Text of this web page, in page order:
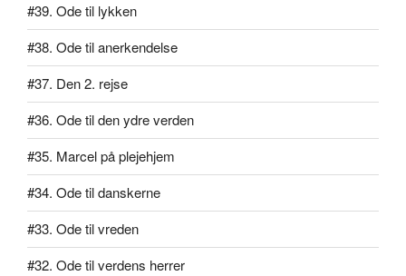
#39. Ode til lykken
#38. Ode til anerkendelse
#37. Den 2. rejse
#36. Ode til den ydre verden
#35. Marcel på plejehjem
#34. Ode til danskerne
#33. Ode til vreden
#32. Ode til verdens herrer